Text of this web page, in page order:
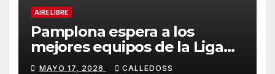
AIRE LIBRE
Pamplona espera a los
mejores equipos de la Liga
Joma e Iberdrola
MAYO 17, 2026 CALLEDOSS